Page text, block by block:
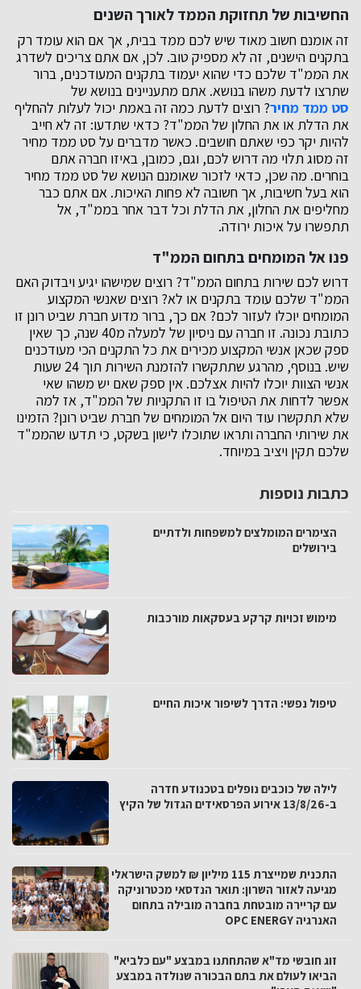
החשיבות של תחזוקת הממד לאורך השנים
זה אומנם חשוב מאוד שיש לכם ממד בבית, אך אם הוא עומד רק
בתקנים הישנים, זה לא מספיק טוב. לכן, אם אתם צריכים לשדרג
את הממ"ד שלכם כדי שהוא יעמוד בתקנים המעודכנים, ברור
שתרצו לדעת משהו בנושא. אתם מתעניינים בנושא של
סט ממד מחיר? רוצים לדעת כמה זה באמת יכול לעלות להחליף
את הדלת או את החלון של הממ"ד? כדאי שתדעו: זה לא חייב
להיות יקר כפי שאתם חושבים. כאשר מדברים על סט ממד מחיר
זה מסוג תלוי מה דרוש לכם, וגם, כמובן, באיזו חברה אתם
בוחרים. מה שכן, כדאי לזכור שאומנם הנושא של סט ממד מחיר
הוא בעל חשיבות, אך חשובה לא פחות האיכות. אם אתם כבר
מחליפים את החלון, את הדלת וכל דבר אחר בממ"ד, אל
תתפשרו על איכות ירודה.
פנו אל המומחים בתחום הממ"ד
דרוש לכם שירות בתחום הממ"ד? רוצים שמישהו יגיע ויבדוק האם
הממ"ד שלכם עומד בתקנים או לא? רוצים שאנשי המקצוע
המומחים יוכלו לעזור לכם? אם כך, ברור מדוע חברת שביט רונן זו
כתובת נכונה. זו חברה עם ניסיון של למעלה מ40 שנה, כך שאין
ספק שכאן אנשי המקצוע מכירים את כל התקנים הכי מעודכנים
שיש. בנוסף, מהרגע שתתקשרו להזמנת השירות תוך 24 שעות
אנשי הצוות יוכלו להיות אצלכם. אין ספק שאם יש משהו שאי
אפשר לדחות את הטיפול בו זו התקניות של הממ"ד, אז למה
שלא תתקשרו עוד היום אל המומחים של חברת שביט רונן? הזמינו
את שירותי החברה ותראו שתוכלו לישון בשקט, כי תדעו שהממ"ד
שלכם תקין ויציב במיוחד.
כתבות נוספות
הצימרים המומלצים למשפחות ולדתיים
בירושלים
מימוש זכויות קרקע בעסקאות מורכבות
טיפול נפשי: הדרך לשיפור איכות החיים
לילה של כוכבים נופלים בטכנודע חדרה
ב-13/8/26 אירוע הפרסאידים הגדול של הקיץ
התכנית שמייצרת 115 מיליון ₪ למשק הישראלי
מגיעה לאזור השרון: תואר הנדסאי מכטרוניקה
עם קריירה מובטחת בחברה מובילה בתחום
האנרגיה OPC ENERGY
זוג חובשי מד"א שהתחתנו במבצע "עם כלביא"
הביאו לעולם את בתם הבכורה שנולדה במבצע